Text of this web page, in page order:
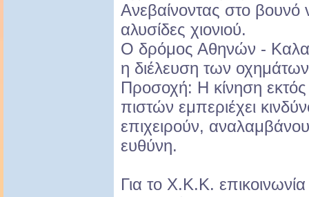
Ανεβαίνοντας στο βουνό
αλυσίδες χιονιού.
Ο δρόμος Αθηνών -
η διέλευση των οχημάτων
Προσοχή: Η κίνηση
πιστών εμπεριέχει
επιχειρούν,
ευθύνη.
Για το Χ.Κ.Κ.